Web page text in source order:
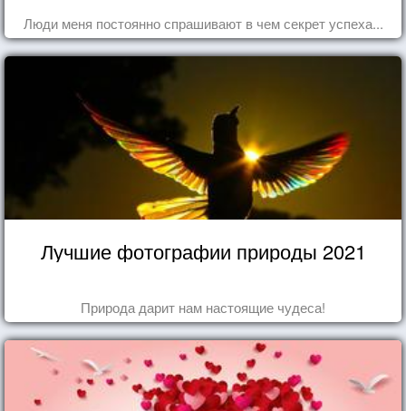
Люди меня постоянно спрашивают в чем секрет успеха...
Лучшие фотографии природы 2021
Природа дарит нам настоящие чудеса!